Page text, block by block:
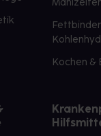
Kochen &